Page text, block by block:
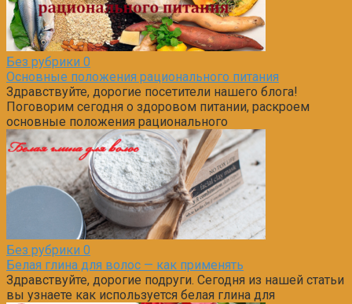
Без рубрики 0
Основные положения рационального питания
Здравствуйте, дорогие посетители нашего блога!
Поговорим сегодня о здоровом питании, раскроем
основные положения рационального
Без рубрики 0
Белая глина для волос — как применять
Здравствуйте, дорогие подруги. Сегодня из нашей статьи
вы узнаете как используется белая глина для